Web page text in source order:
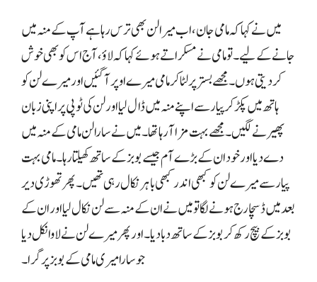
میں نے کہا کہ مامی جان، اب میرا لن بھی ترس رہا ہے آپ کے منہ میں
جانے کے لیے۔ تو مامی نے مسکراتے ہوئے کہا کہ لاؤ، آج اس کو بھی خوش
کر دیتی ہوں۔ مجھے بستر پر لٹا کر مامی میرے اوپر آ گئیں اور میرے لن کو
ہاتھ میں پکڑ کر پیار سے اپنے منہ میں ڈال لیا اور لن کی ٹوپی پر اپنی زبان
پھیرنے لگیں۔ مجھے بہت مزا آ رہا تھا۔ میں نے سارا لن مامی کے منہ میں
دے دیا اور خود ان کے بڑے آم جیسے بوبز کے ساتھ کھیلتا رہا۔ مامی بہت
پیار سے میرے لن کو کبھی اندر کبھی باہر نکال رہی تھیں۔ پھر تھوڑی دیر
بعد میں ڈسچارج ہونے لگا تو میں نے ان کے منہ سے لن نکال لیا اور ان کے
بوبز کے بیچ رکھ کر بوبز کے ساتھ دبا دیا۔ اور پھر میرے لن نے لاوا نکل دیا
جو سارا میری مامی کے بوبز پر گرا۔